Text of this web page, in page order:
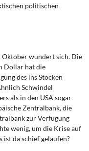
politischen
Oktober wundert sich. Die
Dollar hat die
des ins Stocken
Schwindel
als in den USA sogar
Zentralbank, die
zur Verfügung
wenig, um die Krise auf
ist da schief gelaufen?